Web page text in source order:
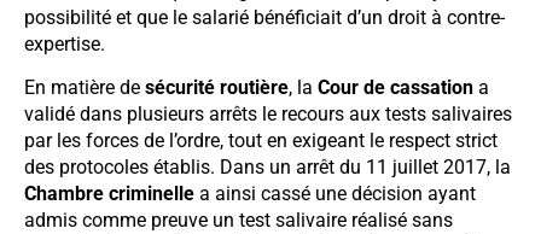
possibilité et que le salarié bénéficiait d’un droit à contre-
expertise.
En matière de sécurité routière, la Cour de cassation a
validé dans plusieurs arrêts le recours aux tests salivaires
par les forces de l’ordre, tout en exigeant le respect strict
des protocoles établis. Dans un arrêt du 11 juillet 2017, la
Chambre criminelle a ainsi cassé une décision ayant
admis comme preuve un test salivaire réalisé sans